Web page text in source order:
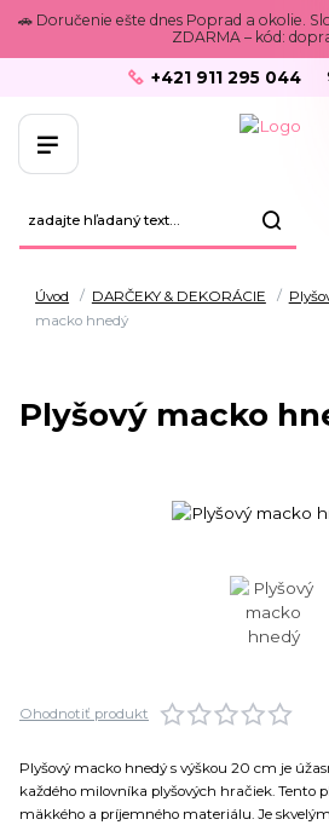
🚗 Doručenie ešte dnes Poprad a okolie.
ZDARMA – kód:
+421 911 295 044
Úvod DARČEKY & DEKORÁCIE
macko hnedý
Plyšový macko
Ohodnotiť produkt
Plyšový macko hnedý s výškou 20 cm je
každého milovníka plyšových hračiek. Tento
mäkkého a príjemného materiálu. Je